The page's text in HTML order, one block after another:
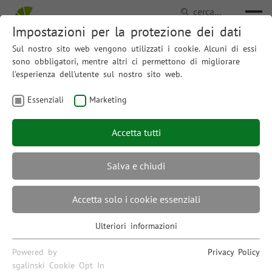
Contatto
“Green Mobility” è un’iniziativa della Provincia
Autonoma di Bolzano e viene coordinata da STA –
Strutture Trasporto Alto Adige SpA.
STA – Strutture Trasporto Alto Adige SpA
Italia
Impostazioni per la protezione dei dati
Sul nostro sito web vengono utilizzati i cookie. Alcuni di essi
sono obbligatori, mentre altri ci permettono di migliorare
l'esperienza dell'utente sul nostro sito web.
Essenziali Marketing
Accetta tutti
Salva e chiudi
Accetta solo i cookie essenziali
del sito web e garantiscono il suo corretto funzionamento.
Ulteriori informazioni
Powered by
sgalinski Cookie Opt In
Privacy Policy